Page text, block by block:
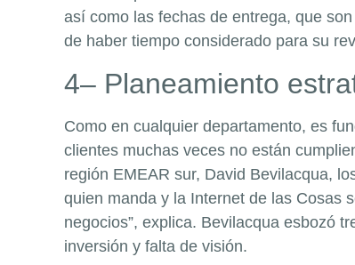
así como las fechas de entrega, que
de haber tiempo considerado para su
4– Planeamiento
Como en cualquier departamento, es
clientes muchas veces no están
región EMEAR sur, David Bevilacqua,
quien manda y la Internet de las Cosas
negocios”, explica. Bevilacqua esbozó
inversión y falta de visión.